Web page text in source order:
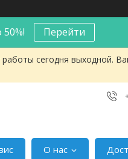
Перейти
сегодня выходной.
О нас